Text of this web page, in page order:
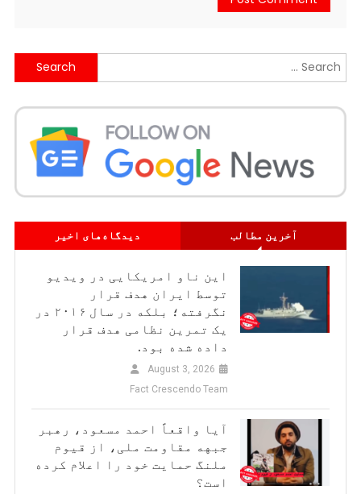
Search
for:
آخرین مطالب دیدگاه‌های اخیر
این ناو امریکایی در ویدیو
توسط ایران هدف قرار
نگرفته؛ بلکه در سال ۲۰۱۶ در
یک تمرین نظامی هدف قرار
داده شده بود.
August 3, 2026
Fact Crescendo Team
آیا واقعاً احمد مسعود، رهبر
جبهه مقاومت ملی، از قیوم
ملنگ حمایت خود را اعلام کرده
است؟